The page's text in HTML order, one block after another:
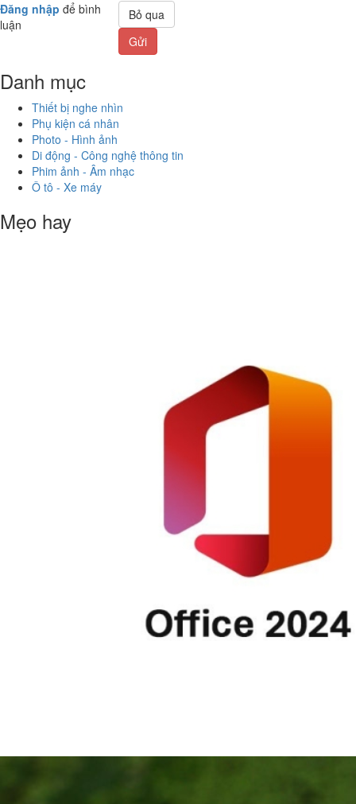
Đăng nhập để bình
luận
Bỏ qua
Gửi
Danh mục
Thiết bị nghe nhìn
Phụ kiện cá nhân
Photo - Hình ảnh
Di động - Công nghệ thông tin
Phim ảnh - Âm nhạc
Ô tô - Xe máy
Mẹo hay